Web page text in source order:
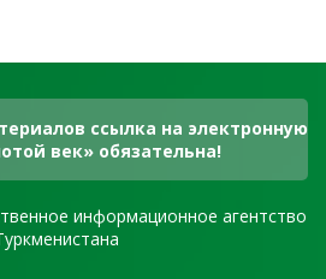
ссылка на электронную
век» обязательна!
информационное агентство